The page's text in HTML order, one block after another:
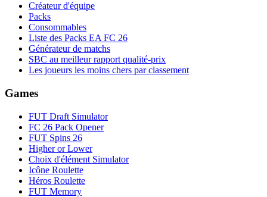
Créateur d'équipe
Packs
Consommables
Liste des Packs EA FC 26
Générateur de matchs
SBC au meilleur rapport qualité-prix
Les joueurs les moins chers par classement
Games
FUT Draft Simulator
FC 26 Pack Opener
FUT Spins 26
Higher or Lower
Choix d'élément Simulator
Icône Roulette
Héros Roulette
FUT Memory